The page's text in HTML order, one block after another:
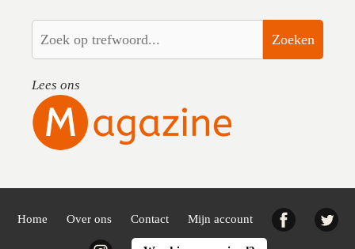
Zoeken
Lees ons
Home Over ons Contact Mijn account Facebook